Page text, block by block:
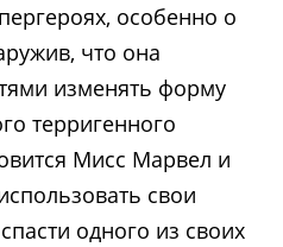
особенно о
что она
изменять форму
терригенного
Мисс Марвел и
свои
одного из своих